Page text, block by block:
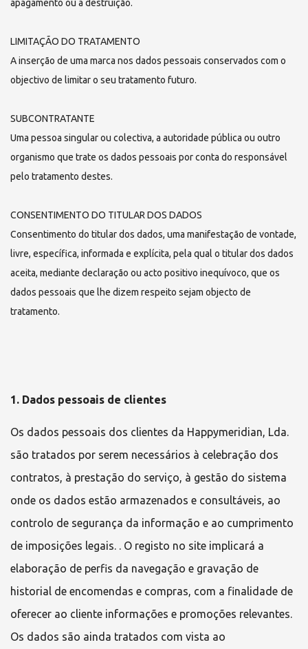
apagamento ou a destruição.
LIMITAÇÃO DO TRATAMENTO
A inserção de uma marca nos dados pessoais conservados com o
objectivo de limitar o seu tratamento futuro.
SUBCONTRATANTE
Uma pessoa singular ou colectiva, a autoridade pública ou outro
organismo que trate os dados pessoais por conta do responsável
pelo tratamento destes.
CONSENTIMENTO DO TITULAR DOS DADOS
Consentimento do titular dos dados, uma manifestação de vontade,
livre, específica, informada e explícita, pela qual o titular dos dados
aceita, mediante declaração ou acto positivo inequívoco, que os
dados pessoais que lhe dizem respeito sejam objecto de
tratamento.
1. Dados pessoais de clientes
Os dados pessoais dos clientes da Happymeridian, Lda.
são tratados por serem necessários à celebração dos
contratos, à prestação do serviço, à gestão do sistema
onde os dados estão armazenados e consultáveis, ao
controlo de segurança da informação e ao cumprimento
de imposições legais. . O registo no site implicará a
elaboração de perfis da navegação e gravação de
historial de encomendas e compras, com a finalidade de
oferecer ao cliente informações e promoções relevantes.
Os dados são ainda tratados com vista ao